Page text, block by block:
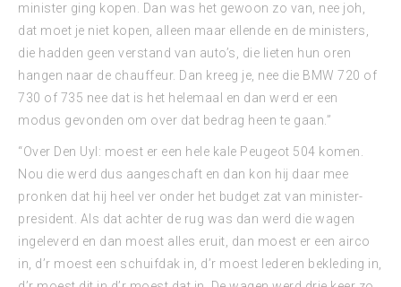
minister ging kopen. Dan was het gewoon zo van, nee joh,
dat moet je niet kopen, alleen maar ellende en de ministers,
die hadden geen verstand van auto’s, die lieten hun oren
hangen naar de chauffeur. Dan kreeg je, nee die BMW 720 of
730 of 735 nee dat is het helemaal en dan werd er een
modus gevonden om over dat bedrag heen te gaan.”
“Over Den Uyl: moest er een hele kale Peugeot 504 komen.
Nou die werd dus aangeschaft en dan kon hij daar mee
pronken dat hij heel ver onder het budget zat van minister-
president. Als dat achter de rug was dan werd die wagen
ingeleverd en dan moest alles eruit, dan moest er een airco
in, d’r moest een schuifdak in, d’r moest lederen bekleding in,